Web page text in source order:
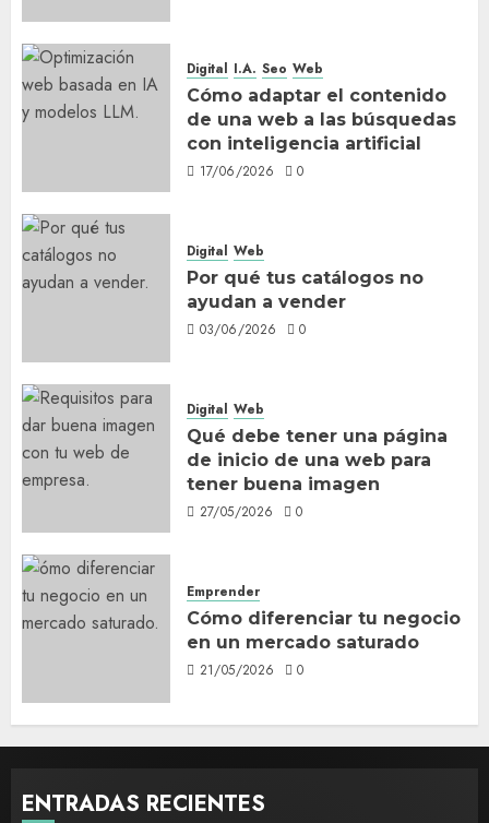
Digital I.A. Seo Web
Cómo adaptar el contenido
de una web a las búsquedas
con inteligencia artificial
17/06/2026 0
Digital Web
Por qué tus catálogos no
ayudan a vender
03/06/2026 0
Digital Web
Qué debe tener una página
de inicio de una web para
tener buena imagen
27/05/2026 0
Emprender
Cómo diferenciar tu negocio
en un mercado saturado
21/05/2026 0
ENTRADAS RECIENTES